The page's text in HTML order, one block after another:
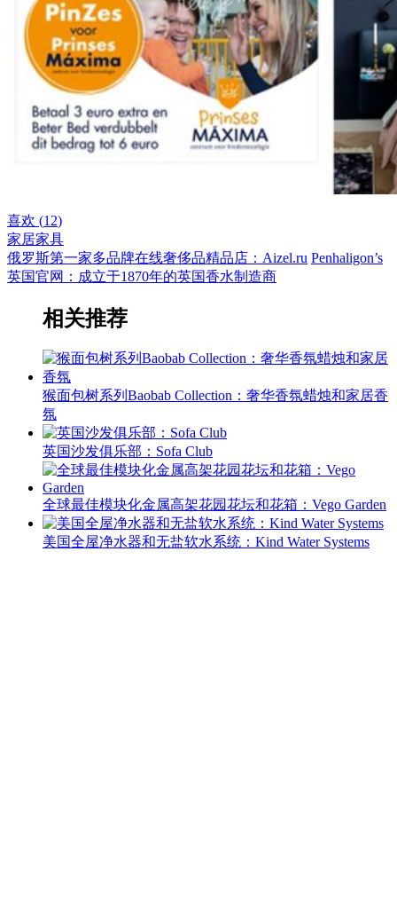
喜欢 (12)
家居家具
俄罗斯第一家多品牌在线奢侈品精品店：Aizel.ru Penhaligon’s
英国官网：成立于1870年的英国香水制造商
相关推荐
猴面包树系列Baobab Collection：奢华香氛蜡烛和家居香
氛
英国沙发俱乐部：Sofa Club
全球最佳模块化金属高架花园花坛和花箱：Vego Garden
美国全屋净水器和无盐软水系统：Kind Water Systems